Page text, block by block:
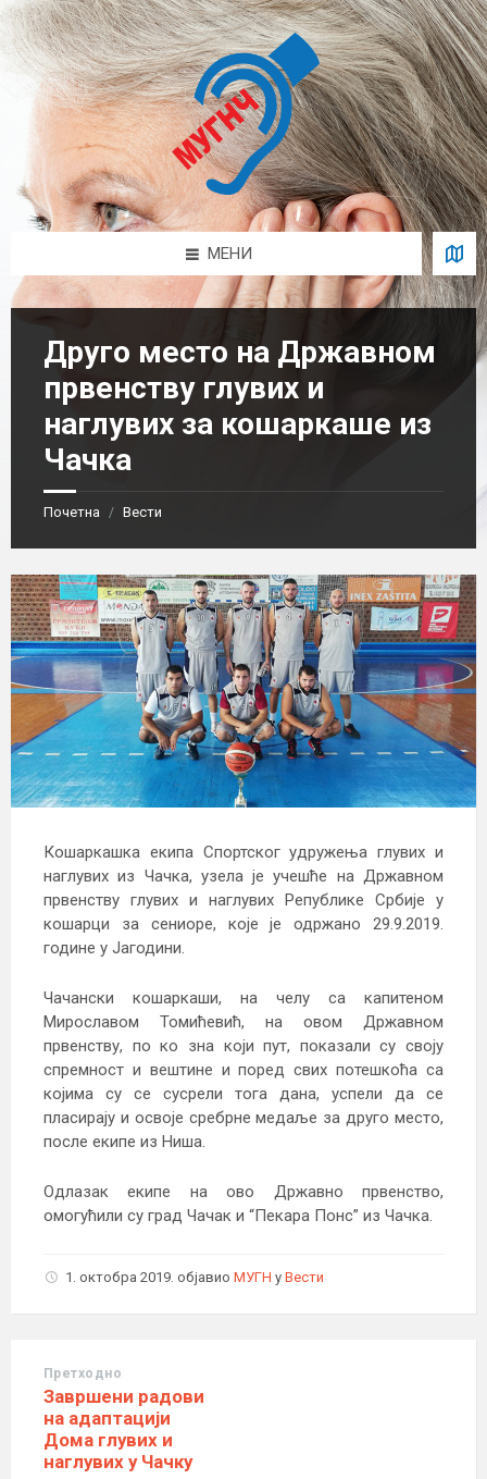
Skip
to
content
Skip
to
left
sidebar
Skip
to
right
sidebar
Skip
to
footer
МЕНИ
Друго место на Државном
првенству глувих и
наглувих за кошаркаше из
Чачка
Почетна / Вести
Кошаркашка екипа Спортског удружења глувих и
наглувих из Чачка, узела је учешће на Државном
првенству глувих и наглувих Републике Србије у
кошарци за сениоре, које је одржано 29.9.2019.
године у Јагодини.
Чачански кошаркаши, на челу са капитеном
Мирославом Томићевић, на овом Државном
првенству, по ко зна који пут, показали су своју
спремност и вештине и поред свих потешкоћа са
којима су се сусрели тога дана, успели да се
пласирају и освоје сребрне медаље за друго место,
после екипе из Ниша.
Одлазак екипе на ово Државно првенство,
омогућили су град Чачак и “Пекара Понс” из Чачка.
1. октобра 2019. објавио МУГН у Вести
Претходно
Завршени радови
на адаптацији
Дома глувих и
наглувих у Чачку